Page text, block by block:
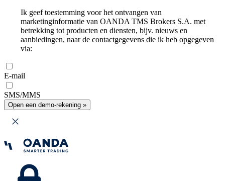
Ik geef toestemming voor het ontvangen van
marketinginformatie van OANDA TMS Brokers S.A. met
betrekking tot producten en diensten, bijv. nieuws en
aanbiedingen, naar de contactgegevens die ik heb opgegeven
via:
E-mail
SMS/MMS
Open een demo-rekening »